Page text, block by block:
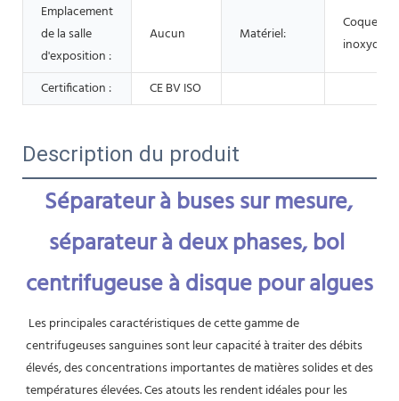
Emplacement
de la salle
d'exposition :
Aucun Matériel:
Coque en
Certification : CE BV ISO
Description du produit
Séparateur à buses sur mesure,
séparateur à deux phases, bol
centrifugeuse à disque pour algues
Les principales caractéristiques de cette gamme de
centrifugeuses sanguines sont leur capacité à traiter des débits
élevés, des concentrations importantes de matières solides et des
températures élevées. Ces atouts les rendent idéales pour les